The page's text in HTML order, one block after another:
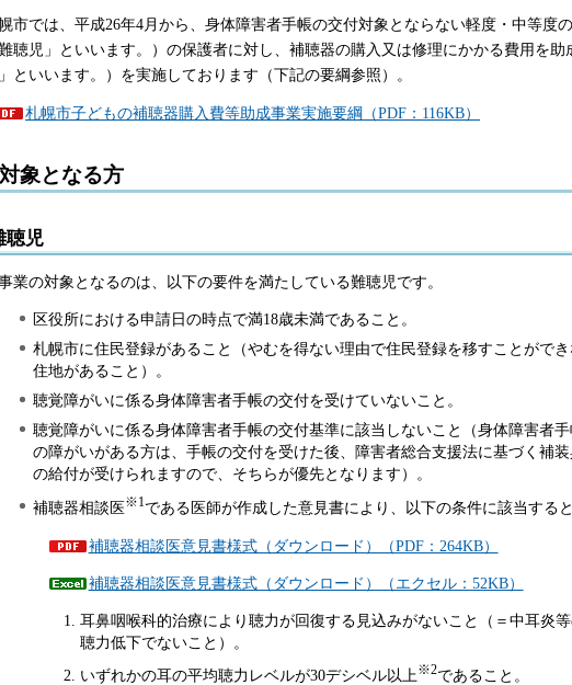
市では、平成26年4月から、身体障害者手帳の交付対象とならない軽度・中等度
聴児」といいます。）の保護者に対し、補聴器の購入又は修理にかかる費用を
といいます。）を実施しております（下記の要綱参照）。
札幌市子どもの補聴器購入費等助成事業実施要綱（PDF：116KB）
対象となる方
聴児
業の対象となるのは、以下の要件を満たしている難聴児です。
区役所における申請日の時点で満18歳未満であること。
札幌市に住民登録があること（やむを得ない理由で住民登録を移すことがで
住地があること）。
聴覚障がいに係る身体障害者手帳の交付を受けていないこと。
聴覚障がいに係る身体障害者手帳の交付基準に該当しないこと（身体障害者
の障がいがある方は、手帳の交付を受けた後、障害者総合支援法に基づく補
の給付が受けられますので、そちらが優先となります）。
補聴器相談医※1 である医師が作成した意見書により、以下の条件に該当する
補聴器相談医意見書様式（ダウンロード）（PDF：264KB）
補聴器相談医意見書様式（ダウンロード）（エクセル：52KB）
耳鼻咽喉科的治療により聴力が回復する見込みがないこと（＝中耳炎
聴力低下でないこと）。
いずれかの耳の平均聴力レベルが30デシベル以上※2であること。